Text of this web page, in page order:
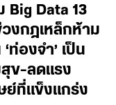
Big Data 13
งกฎเหล็กห้าม
ท่องจำ’ เป็น
สุข-ลดแรง
ย์ที่แข็งแกร่ง